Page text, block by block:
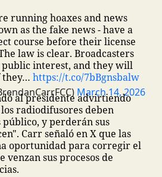
running hoaxes and news
as the fake news - have a
course before their license
law is clear. Broadcasters
interest, and they will
they… https://t.co/7bBgnsbalw
March 14, 2026
al presidente advirtiendo
radiodifusores deben
y perderán sus
Carr señaló en X que las
oportunidad para corregir el
venzan sus procesos de